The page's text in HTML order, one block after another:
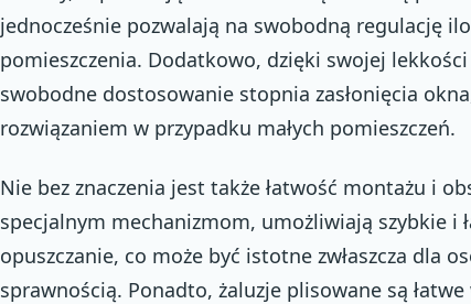
jednocześnie pozwalają na swobodną regulację
pomieszczenia. Dodatkowo, dzięki swojej
swobodne dostosowanie stopnia zasłonięcia
rozwiązaniem w przypadku małych pomieszczeń.
Nie bez znaczenia jest także łatwość montażu i
specjalnym mechanizmom, umożliwiają szybkie i
opuszczanie, co może być istotne zwłaszcza dla
sprawnością. Ponadto, żaluzje plisowane są